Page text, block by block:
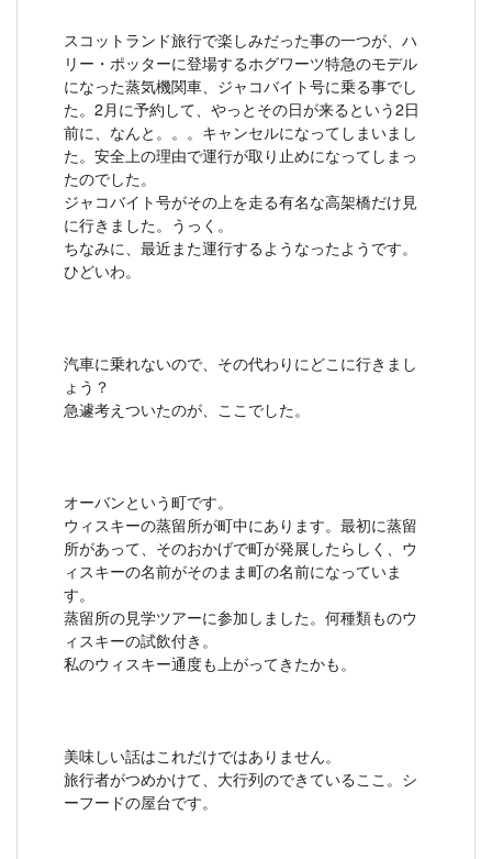
スコットランド旅行で楽しみだった事の一つが、ハ
リー・ポッターに登場するホグワーツ特急のモデル
になった蒸気機関車、ジャコバイト号に乗る事でし
た。2月に予約して、やっとその日が来るという2日
前に、なんと。。。キャンセルになってしまいまし
た。安全上の理由で運行が取り止めになってしまっ
たのでした。
ジャコバイト号がその上を走る有名な高架橋だけ見
に行きました。うっく。
ちなみに、最近また運行するようなったようです。
ひどいわ。
汽車に乗れないので、その代わりにどこに行きまし
ょう？
急遽考えついたのが、ここでした。
オーバンという町です。
ウィスキーの蒸留所が町中にあります。最初に蒸留
所があって、そのおかげで町が発展したらしく、ウ
ィスキーの名前がそのまま町の名前になっていま
す。
蒸留所の見学ツアーに参加しました。何種類ものウ
ィスキーの試飲付き。
私のウィスキー通度も上がってきたかも。
美味しい話はこれだけではありません。
旅行者がつめかけて、大行列のできているここ。シ
ーフードの屋台です。